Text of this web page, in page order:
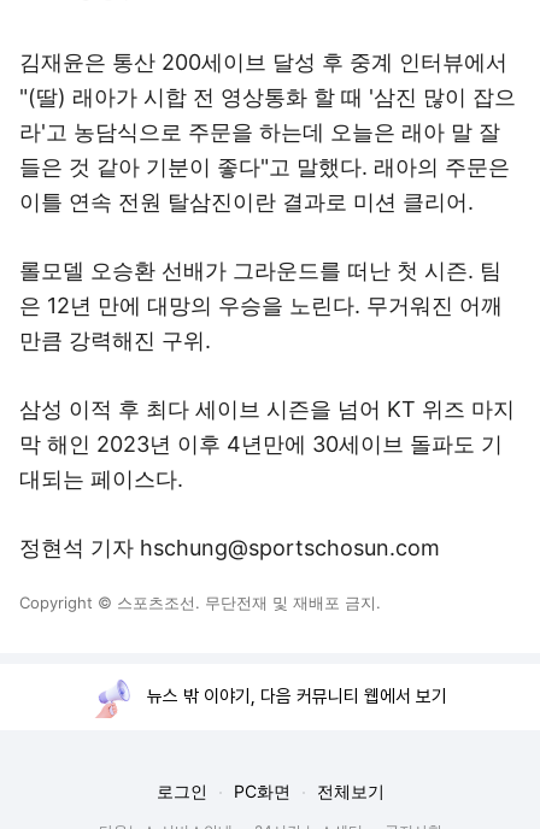
김재윤은 통산 200세이브 달성 후 중계 인터뷰에서
"(딸) 래아가 시합 전 영상통화 할 때 '삼진 많이 잡으
라'고 농담식으로 주문을 하는데 오늘은 래아 말 잘
들은 것 같아 기분이 좋다"고 말했다. 래아의 주문은
이틀 연속 전원 탈삼진이란 결과로 미션 클리어.
롤모델 오승환 선배가 그라운드를 떠난 첫 시즌. 팀
은 12년 만에 대망의 우승을 노린다. 무거워진 어깨
만큼 강력해진 구위.
삼성 이적 후 최다 세이브 시즌을 넘어 KT 위즈 마지
막 해인 2023년 이후 4년만에 30세이브 돌파도 기
대되는 페이스다.
정현석 기자 hschung@sportschosun.com
Copyright © 스포츠조선. 무단전재 및 재배포 금지.
뉴스 밖 이야기, 다음 커뮤니티 웹에서 보기
로그인 PC화면 전체보기